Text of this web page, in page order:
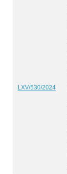
LXV/530/2024